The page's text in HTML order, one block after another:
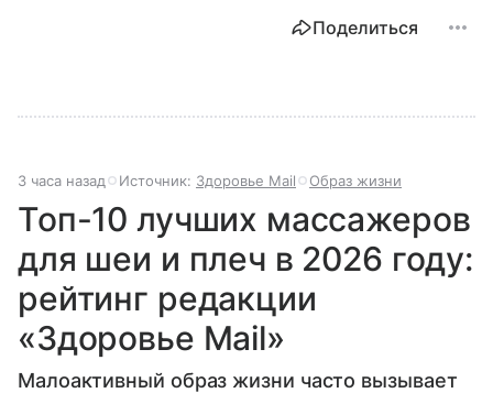
Поделиться
3 часа назад Источник: Здоровье Mail Образ жизни
Топ-10 лучших массажеров
для шеи и плеч в 2026 году:
рейтинг редакции
«Здоровье Mail»
Малоактивный образ жизни часто вызывает